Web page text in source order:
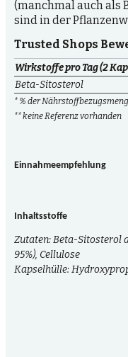
(manchmal auch als
sind in der
Trusted Shops
Wirkstoffe pro Tag (2
Beta-Sitosterol
* % der
** keine Referenz vorhanden
Einnahmeempfehlung
Inhaltsstoffe
Zutaten: Beta-Sitosterol
95%), Cellulose
Kapselhülle: